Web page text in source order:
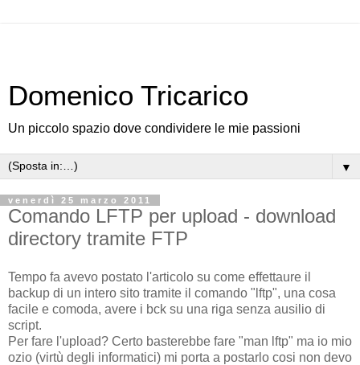
Domenico Tricarico
Un piccolo spazio dove condividere le mie passioni
▼
venerdì 25 marzo 2011
Comando LFTP per upload - download
directory tramite FTP
Tempo fa avevo postato l'articolo su come effettaure il
backup di un intero sito tramite il comando "lftp", una cosa
facile e comoda, avere i bck su una riga senza ausilio di
script.
Per fare l'upload? Certo basterebbe fare "man lftp" ma io mio
ozio (virtù degli informatici) mi porta a postarlo cosi non devo